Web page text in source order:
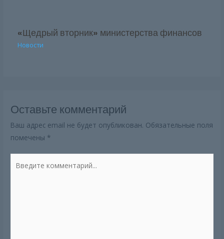
«Щедрый вторник» министерства финансов
Новости
Оставьте комментарий
Ваш адрес email не будет опубликован. Обязательные поля
помечены *
комментарий...